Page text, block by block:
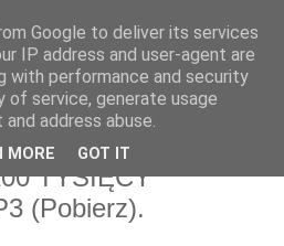
TYSIĘCY
(Pobierz).
Google to deliver its services
IP address and user-agent are
with performance and security
service, generate usage
address abuse.
MORE GOT IT